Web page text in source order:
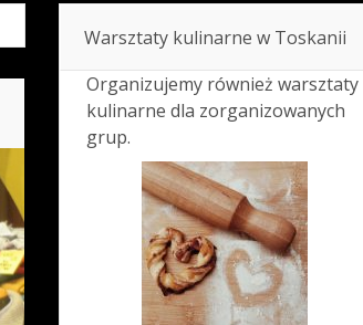
Warsztaty kulinarne w Toskanii
Organizujemy również warsztaty
kulinarne dla zorganizowanych
grup.